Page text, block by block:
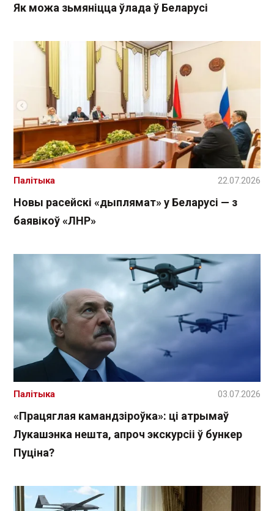
Як можа зьмяніцца ўлада ў Беларусі
Новы расейскі «дыплямат» у Беларусі — з
баявікоў «ЛНР»
Палітыка 22.07.2026
«Працяглая камандзіроўка»: ці атрымаў
Лукашэнка нешта, апроч экскурсіі ў бункер
Пуціна?
Палітыка 03.07.2026